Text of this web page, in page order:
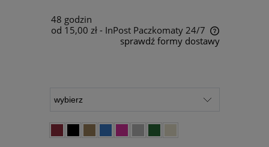
48 godzin
od 15,00 zł - InPost Paczkomaty 24/7
sprawdź formy dostawy